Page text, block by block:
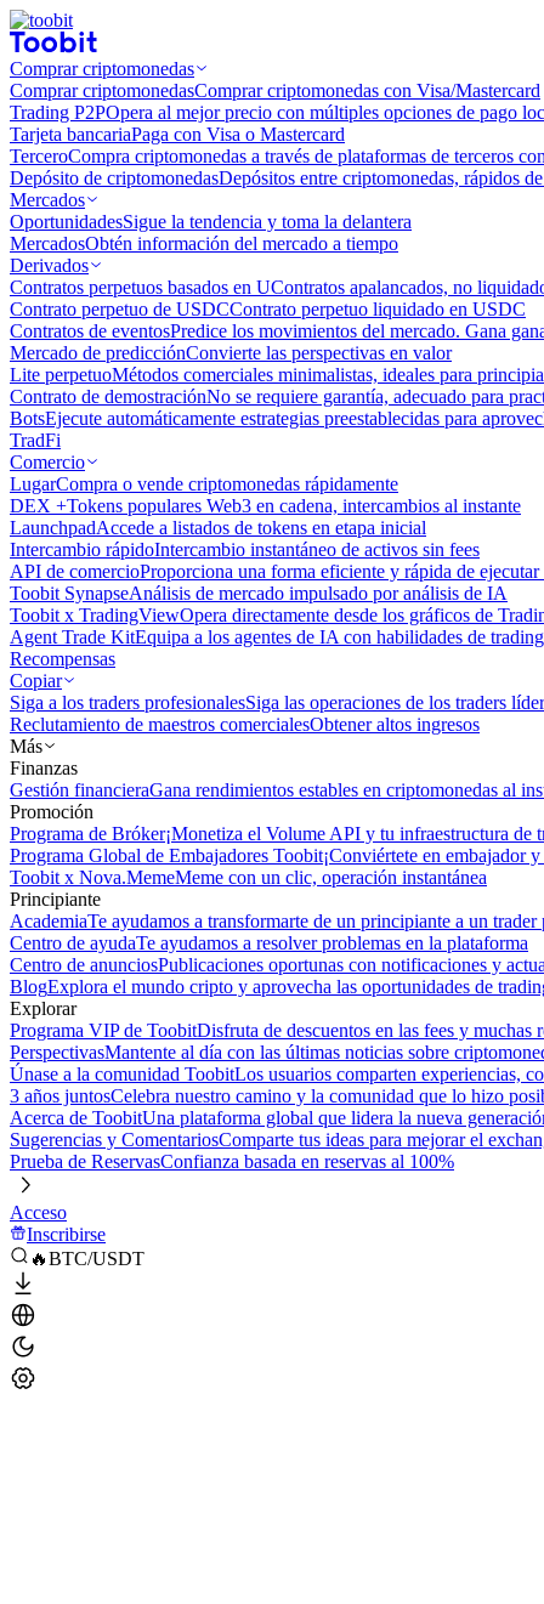
Comprar criptomonedas
Comprar criptomonedasComprar criptomonedas con Visa/Mastercard
Trading P2POpera al mejor precio con múltiples opciones de pago
Tarjeta bancariaPaga con Visa o Mastercard
TerceroCompra criptomonedas a través de plataformas de terceros
Depósito de criptomonedasDepósitos entre criptomonedas, rápidos
Mercados
OportunidadesSigue la tendencia y toma la delantera
MercadosObtén información del mercado a tiempo
Derivados
Contratos perpetuos basados ​​en UContratos apalancados, no
Contrato perpetuo de USDCContrato perpetuo liquidado en USDC
Contratos de eventosPredice los movimientos del mercado. Gana
Mercado de predicciónConvierte las perspectivas en valor
Lite perpetuoMétodos comerciales minimalistas, ideales para
Contrato de demostraciónNo se requiere garantía, adecuado para
BotsEjecute automáticamente estrategias preestablecidas para
TradFi
Comercio
LugarCompra o vende criptomonedas rápidamente
DEX +Tokens populares Web3 en cadena, intercambios al instante
LaunchpadAccede a listados de tokens en etapa inicial
Intercambio rápidoIntercambio instantáneo de activos sin fees
API de comercioProporciona una forma eficiente y rápida de
Toobit SynapseAnálisis de mercado impulsado por análisis de IA
Toobit x TradingViewOpera directamente desde los gráficos de
Agent Trade KitEquipa a los agentes de IA con habilidades de
Recompensas
Copiar
Siga a los traders profesionalesSiga las operaciones de los traders
Reclutamiento de maestros comercialesObtener altos ingresos
Más
Finanzas
Gestión financieraGana rendimientos estables en criptomonedas al
Promoción
Programa de Bróker¡Monetiza el Volume API y tu infraestructura de
Programa Global de Embajadores Toobit¡Conviértete en embajador
Toobit x Nova.MemeMeme con un clic, operación instantánea
Principiante
AcademiaTe ayudamos a transformarte de un principiante a un trader
Centro de ayudaTe ayudamos a resolver problemas en la plataforma
Centro de anunciosPublicaciones oportunas con notificaciones y
BlogExplora el mundo cripto y aprovecha las oportunidades de
Explorar
Programa VIP de ToobitDisfruta de descuentos en las fees y muchas
PerspectivasMantente al día con las últimas noticias sobre
Únase a la comunidad ToobitLos usuarios comparten experiencias,
3 años juntosCelebra nuestro camino y la comunidad que lo hizo
Acerca de ToobitUna plataforma global que lidera la nueva
Sugerencias y ComentariosComparte tus ideas para mejorar el
Prueba de ReservasConfianza basada en reservas al 100%
Acceso
Inscribirse
🔥BTC/USDT